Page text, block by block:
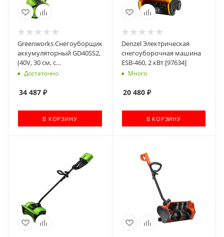
Greenworks Снегоуборщик
аккумуляторный GD40SS2,
(40V, 30 см, с
регулируемым
бесщеточный, с 1хАКБ 5 Ач
Достаточно
34 487 ₽
В КОРЗИНУ
Denzel Электрическая
снегоуборочная машина
ESB-460, 2 кВт [97634]
Много
20 480₽
В КОРЗИНУ